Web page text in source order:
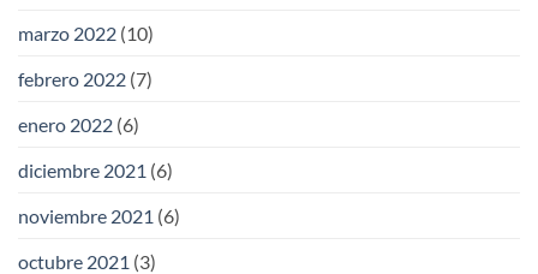
marzo 2022 (10)
febrero 2022 (7)
enero 2022 (6)
diciembre 2021 (6)
noviembre 2021 (6)
octubre 2021 (3)